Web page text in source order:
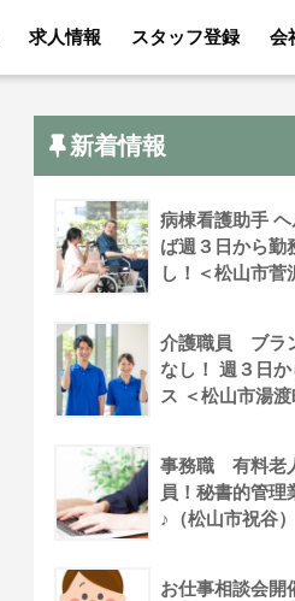
求人情報 スタッフ登録 会
新着情報
病棟看護助手
ば週３日から勤
し！＜松山市
介護職員 ブラ
なし！ 週３日
ス ＜松山市湯渡
事務職 有料老
員！秘書的管理
♪（松山市祝谷）
お仕事相談会